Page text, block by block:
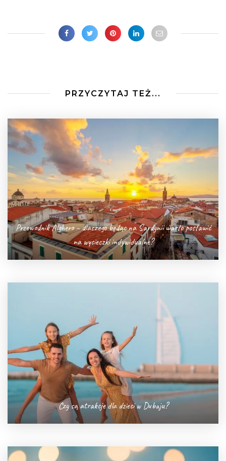
PRZYCZYTAJ TEŻ...
Przewodnik Alghero – dlaczego będąc na Sardynii warto postawić
na wycieczki indywidualne?
Czy są atrakcje dla dzieci w Dubaju?